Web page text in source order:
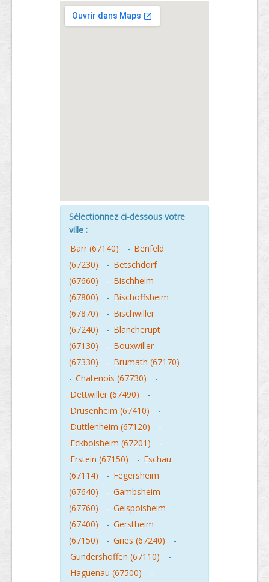
Sélectionnez ci-dessous votre
ville :
Barr (67140)
- Benfeld
(67230)
- Betschdorf
(67660)
- Bischheim
(67800)
- Bischoffsheim
(67870)
- Bischwiller
(67240)
- Blancherupt
(67130)
- Bouxwiller
(67330)
- Brumath (67170)
- Chatenois (67730)
-
Dettwiller (67490)
-
Drusenheim (67410)
-
Duttlenheim (67120)
-
Eckbolsheim (67201)
-
Erstein (67150)
- Eschau
(67114)
- Fegersheim
(67640)
- Gambsheim
(67760)
- Geispolsheim
(67400)
- Gerstheim
(67150)
- Gries (67240)
-
Gundershoffen (67110)
-
Haguenau (67500)
-